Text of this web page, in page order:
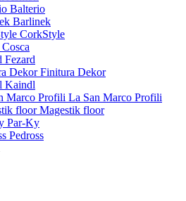
Balterio
Barlinek
CorkStyle
Cosca
Fezard
Finitura Dekor
Kaindl
La San Marco Profili
Magestik floor
Par-Ky
Pedross